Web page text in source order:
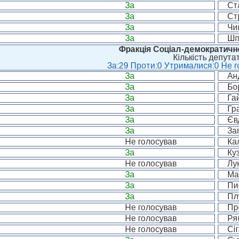
За
За
За
За
Фракція Соціал-
Кількість
За:29 Проти:0 Утрималися:0 Не
За
За
За
За
За
За
Не голосував
За
Не голосував
За
За
За
Не голосував
Не голосував
Не голосував